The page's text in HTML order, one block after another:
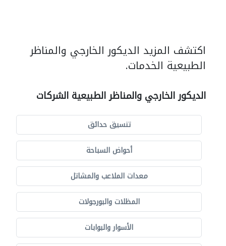
اكتشف المزيد الديكور الخارجي والمناظر
الطبيعية الخدمات.
الديكور الخارجي والمناظر الطبيعية الشركات
تنسيق حدائق
أحواض السباحة
معدات الملاعب والمشاتل
المظلات والبورجولات
الأسوار والبوابات